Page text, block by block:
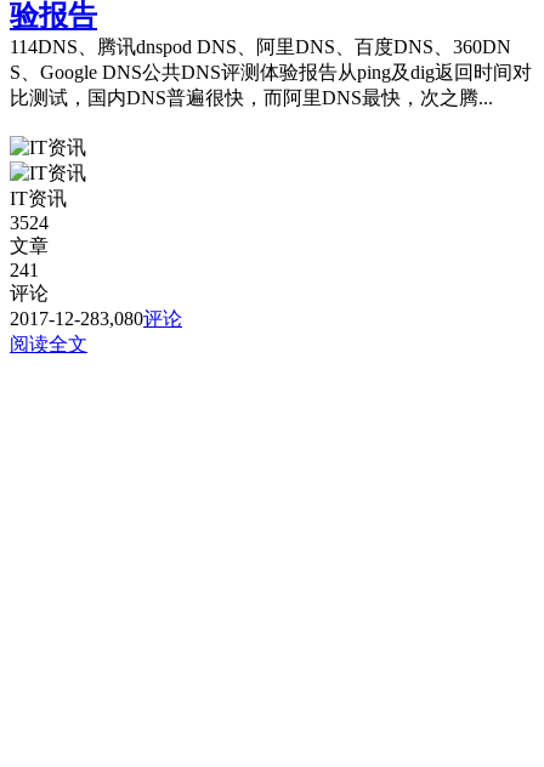
验报告
114DNS、腾讯dnspod DNS、阿里DNS、百度DNS、360DN
S、Google DNS公共DNS评测体验报告从ping及dig返回时间对
比测试，国内DNS普遍很快，而阿里DNS最快，次之腾...
IT资讯
3524
文章
241
评论
2017-12-283,080评论
阅读全文